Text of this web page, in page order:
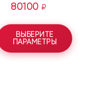
80100₽
ВЫБЕРИТЕ
ПАРАМЕТРЫ